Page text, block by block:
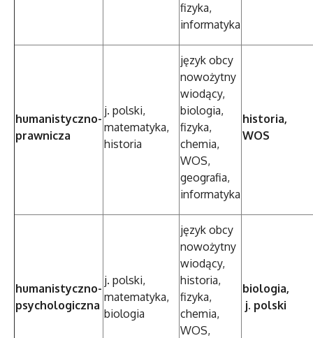
fizyka,
informatyka
humanistyczno-
prawnicza
j. polski,
matematyka,
historia
język obcy
nowożytny
wiodący,
biologia,
fizyka,
chemia,
WOS,
geografia,
informatyka
historia,
WOS
humanistyczno-
psychologiczna
j. polski,
matematyka,
biologia
język obcy
nowożytny
wiodący,
historia,
fizyka,
chemia,
WOS,
biologia,
j. polski